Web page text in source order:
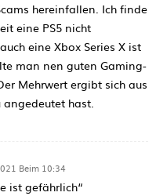
hereinfallen. Ich finde
eine PS5 nicht
eine Xbox Series X ist
man nen guten Gaming-
Mehrwert ergibt sich aus
hast.
Beim 10:34
ist gefährlich“